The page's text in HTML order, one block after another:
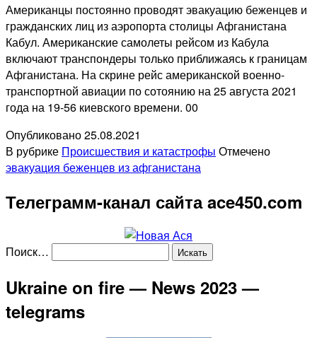
Американцы постоянно проводят эвакуацию беженцев и
гражданских лиц из аэропорта столицы Афганистана
Кабул. Американские самолеты рейсом из Кабула
включают транспондеры только приближаясь к границам
Афганистана. На скрине рейс американской военно-
транспортной авиации по сотоянию на 25 августа 2021
года на 19-56 киевского времени. 00
Опубликовано25.08.2021
В рубрике Происшествия и катастрофы Отмечено
эвакуация беженцев из афганистана
Телеграмм-канал сайта ace450.com
Поиск…
Ukraine on fire — News 2023 —
telegrams